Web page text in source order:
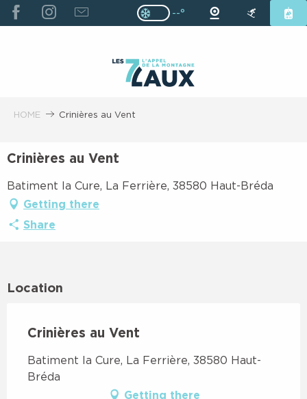
ALLER
AU
Page D’accueil Actuelle Hiver :
Page D’accueil Actuelle
--°
HOME Crinières au Vent
Crinières au Vent
Batiment la Cure, La Ferrière, 38580 Haut-Bréda
Getting there
Share
Location
Crinières au Vent
Batiment la Cure, La Ferrière, 38580 Haut-
Bréda
Getting there